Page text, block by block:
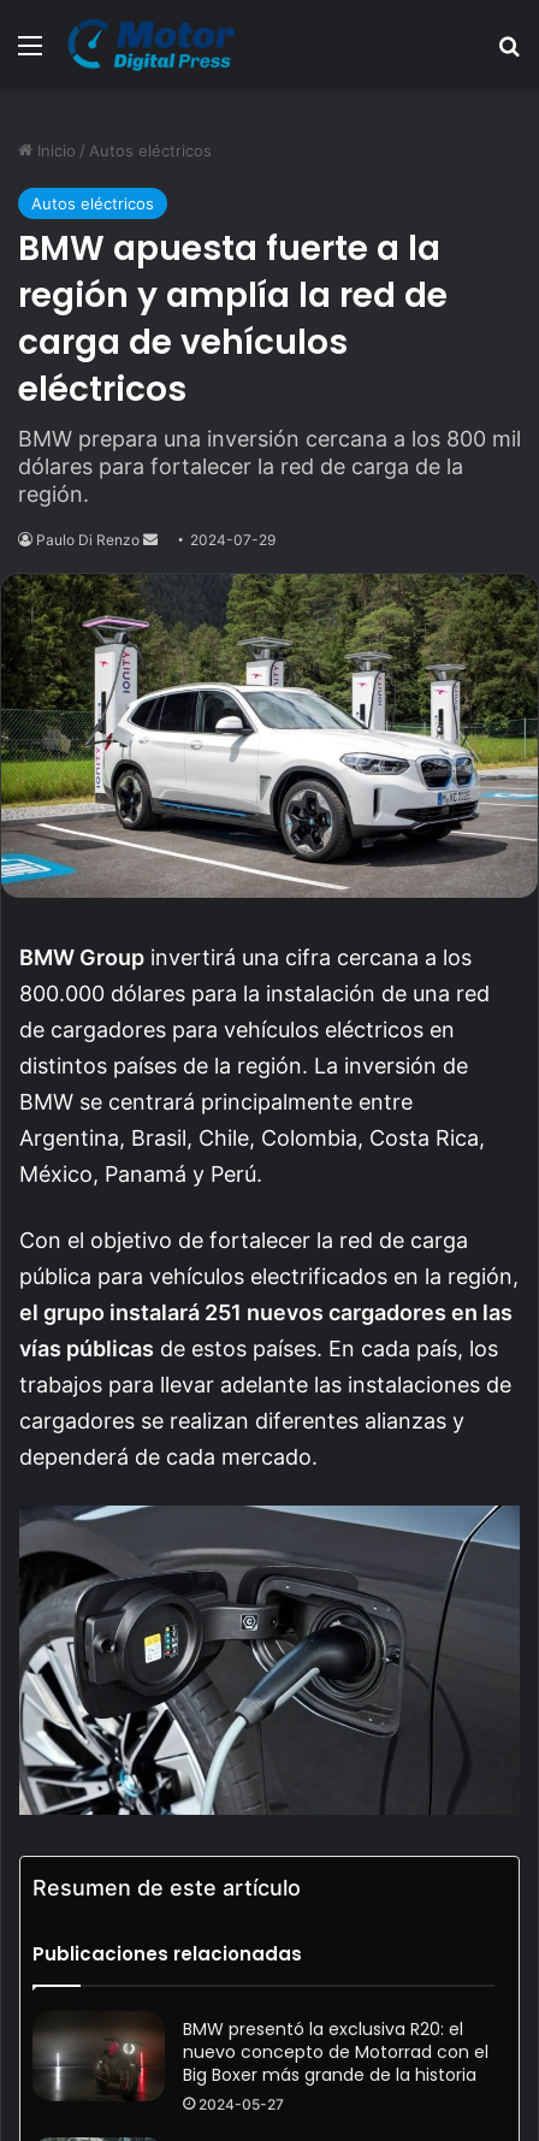
Menú
Inicio / Autos eléctricos
Autos eléctricos
BMW apuesta fuerte a la
región y amplía la red de
carga de vehículos
eléctricos
BMW prepara una inversión cercana a los 800 mil
dólares para fortalecer la red de carga de la
región.
Paulo Di Renzo
Send2024-07-29
BMW Group invertirá una cifra cercana a los
800.000 dólares para la instalación de una red
de cargadores para vehículos eléctricos en
distintos países de la región. La inversión de
BMW se centrará principalmente entre
Argentina, Brasil, Chile, Colombia, Costa Rica,
México, Panamá y Perú.
Con el objetivo de fortalecer la red de carga
pública para vehículos electrificados en la región,
el grupo instalará 251 nuevos cargadores en las
vías públicas de estos países. En cada país, los
trabajos para llevar adelante las instalaciones de
cargadores se realizan diferentes alianzas y
dependerá de cada mercado.
Resumen de este artículo
Publicaciones relacionadas
BMW presentó la exclusiva R20: el
nuevo concepto de Motorrad con el
Big Boxer más grande de la historia
2024-05-27